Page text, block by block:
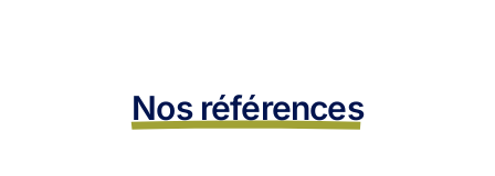
Nos références